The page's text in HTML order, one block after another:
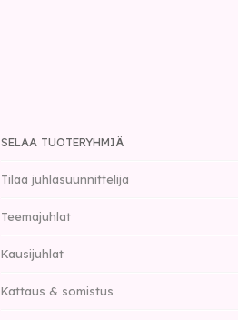
SELAA TUOTERYHMIÄ
Tilaa juhlasuunnittelija
Teemajuhlat
Kausijuhlat
Kattaus & somistus